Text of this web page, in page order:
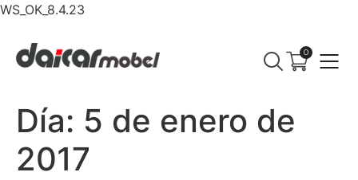
WS_OK_8.4.23
0
Día: 5 de enero de
2017